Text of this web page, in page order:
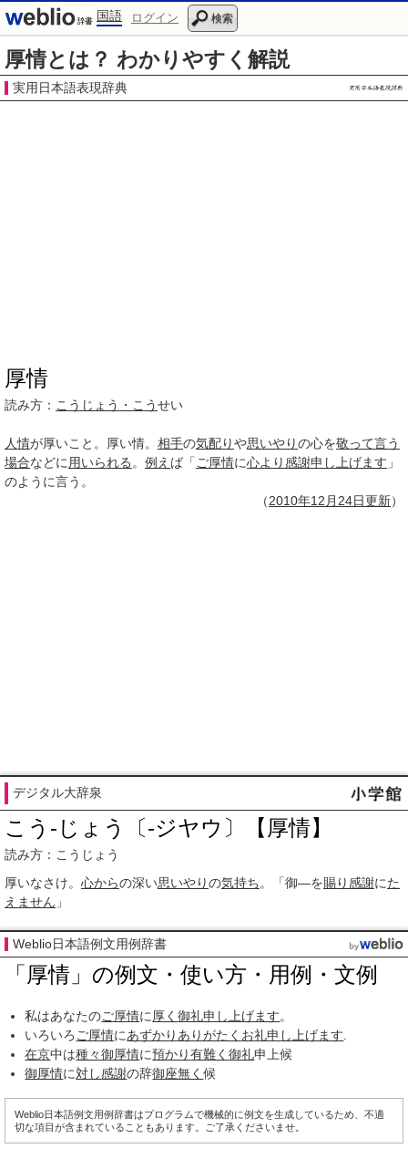
国語 ログイン 検索
厚情とは？ わかりやすく解説
実用日本語表現辞典
厚情
読み方： こうじょう・こうせい
人情が厚いこと。厚い情。 相手の気配りや思いやりの心を敬って言う
場合などに 用いられる 。 例え ば「 ご厚情に心より感謝申し上げます 」
のように言う。
（2010年12月 24日更新）
デジタル大辞泉
こう‐じょう〔‐ジヤウ〕【厚情】
読み方：こうじょう
厚いなさけ。 心からの深い思いやりの気持ち。「御―を賜り感謝にた
えません 」
Weblio日本語例文用例辞書
「厚情」の例文・使い方・用例・文例
私はあなたのご厚情に 厚く御礼申し上げます。
いろいろ ご厚情にあずかり ありがたく お礼申し上げます
在京中は種々御厚情に預かり有難く御礼申上候
御厚情に対し感謝の辞御座無く候
Weblio日本語例文用例辞書はプログラムで機械的に例文を生成しているため、不適
切な項目が含まれていることもあります。ご了承くださいませ。